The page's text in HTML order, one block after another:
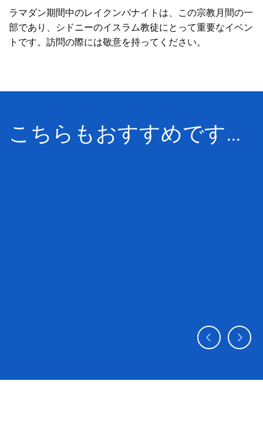
ラマダン期間中のレイクンバナイトは、この宗教月間の一
部であり、シドニーのイスラム教徒にとって重要なイベン
トです。訪問の際には敬意を持ってください。
こちらもおすすめです…